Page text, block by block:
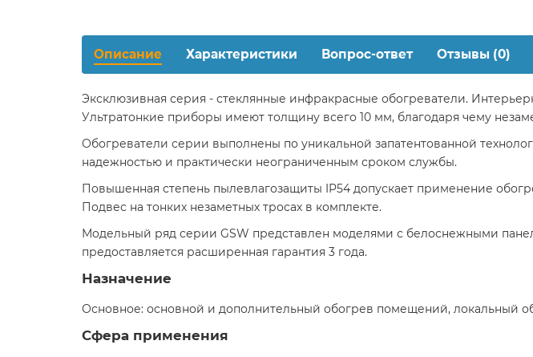
Описание Характеристики Вопрос-ответ Отзывы (0)
Эксклюзивная серия - стеклянные инфракрасные обогреватели.
Ультратонкие приборы имеют толщину всего 10 мм, благодаря чему
Обогреватели серии выполнены по уникальной запатентованной
надежностью и практически неограниченным сроком службы.
Повышенная степень пылевлагозащиты IP54 допускает применение
Подвес на тонких незаметных тросах в комплекте.
Модельный ряд серии GSW представлен моделями с белоснежными
предоставляется расширенная гарантия 3 года.
Назначение
Основное: основной и дополнительный обогрев помещений, локальный
Сфера применения